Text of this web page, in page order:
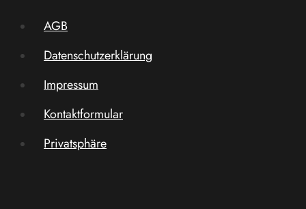
AGB
Datenschutzerklärung
Impressum
Kontaktformular
Privatsphäre